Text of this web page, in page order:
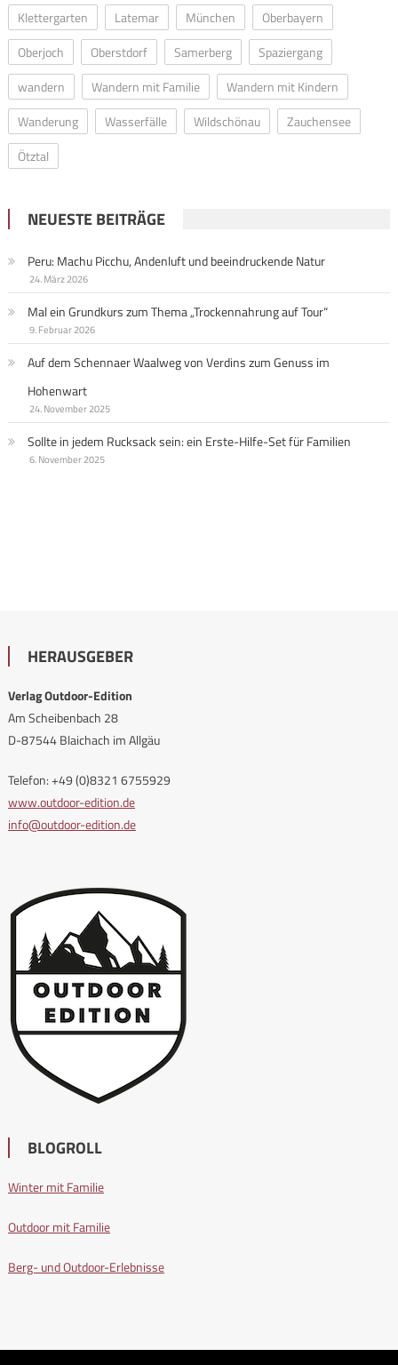
Klettergarten
Latemar München
Oberbayern
Oberjoch
Oberstdorf Samerberg
Spaziergang
wandern
Wandern mit Familie
Wandern mit Kindern
Wanderung
Wasserfälle Wildschönau
Zauchensee
Ötztal
NEUESTE BEITRÄGE
Peru: Machu Picchu, Andenluft und beeindruckende Natur
24. März 2026
Mal ein Grundkurs zum Thema „Trockennahrung auf Tour“
9. Februar 2026
Auf dem Schennaer Waalweg von Verdins zum Genuss im
Hohenwart
24. November 2025
Sollte in jedem Rucksack sein: ein Erste-Hilfe-Set für Familien
6. November 2025
HERAUSGEBER
Verlag Outdoor-Edition
Am Scheibenbach 28
D-87544 Blaichach im Allgäu
Telefon: +49 (0)8321 6755929
www.outdoor-edition.de
info@outdoor-edition.de
BLOGROLL
Winter mit Familie
Outdoor mit Familie
Berg- und Outdoor-Erlebnisse